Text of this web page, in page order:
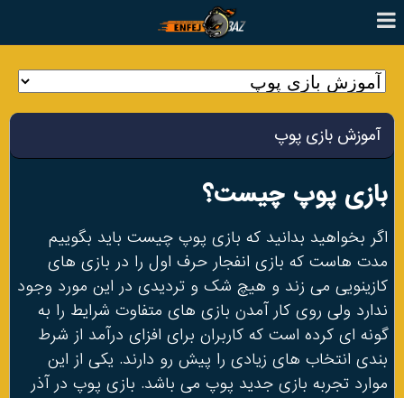
آموزش بازی پوپ
بازی پوپ چیست؟
اگر بخواهید بدانید که بازی پوپ چیست باید بگوییم
مدت هاست که بازی انفجار حرف اول را در بازی های
کازینویی می زند و هیچ شک و تردیدی در این مورد وجود
ندارد ولی روی کار آمدن بازی های متفاوت شرایط را به
گونه ای کرده است که کاربران برای افزای درآمد از شرط
بندی انتخاب های زیادی را پیش رو دارند. یکی از این
موارد تجربه بازی جدید پوپ می باشد. بازی پوپ در آذر